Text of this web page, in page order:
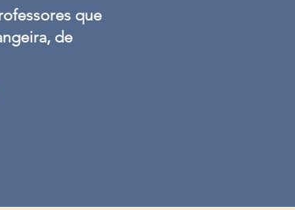
que
de